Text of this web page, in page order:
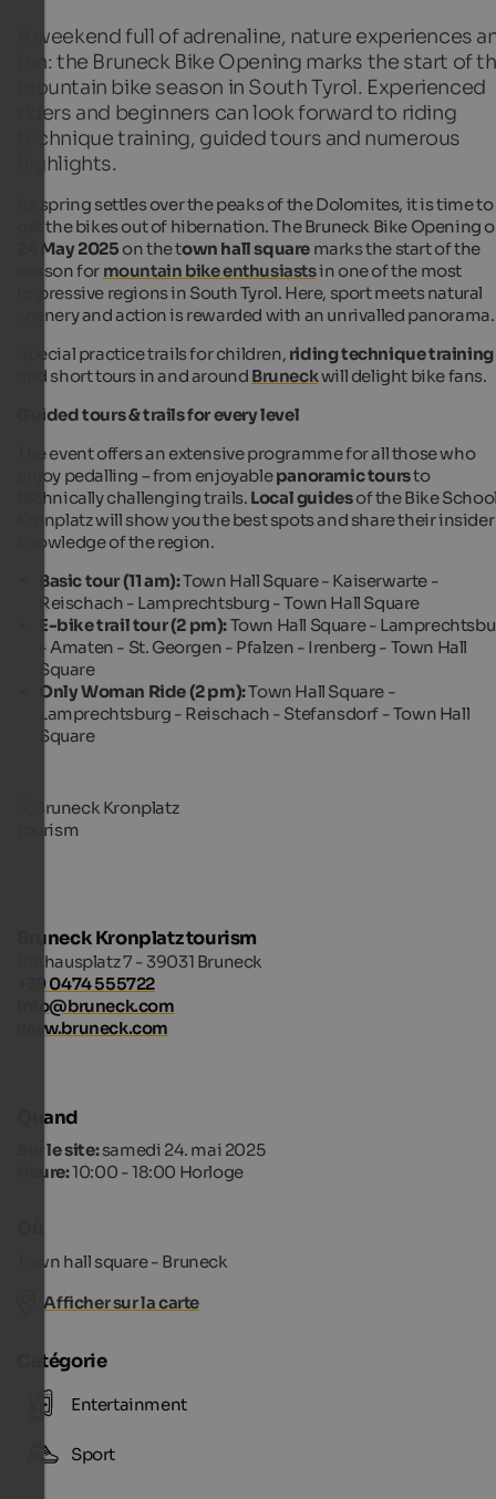
A weekend full of adrenaline, nature experiences
fun: the Bruneck Bike Opening marks the start of
mountain bike season in South Tyrol. Experienced
riders and beginners can look forward to riding
technique training, guided tours and numerous
highlights.
As spring settles over the peaks of the Dolomites, it is time to
get the bikes out of hibernation. The Bruneck Bike Opening
24 May 2025 on the town hall square marks the start of the
season for mountain bike enthusiastsin one of the most
impressive regions in South Tyrol. Here, sport meets natural
scenery and action is rewarded with an unrivalled panorama.
Special practice trails for children, riding technique training
and short tours in and around Bruneckwill delight bike fans.
Guided tours & trails for every level
The event offers an extensive programme for all those who
enjoy pedalling – from enjoyablepanoramic toursto
technically challenging trails. Local guidesof the Bike
Kronplatz will show you the best spots and share their insider
knowledge of the region.
Basic tour (11 am):Town Hall Square - Kaiserwarte -
Reischach - Lamprechtsburg - Town Hall Square
E-bike trail tour (2 pm):Town Hall Square -
- Amaten - St. Georgen - Pfalzen - Irenberg - Town Hall
Square
Only Woman Ride (2 pm):Town Hall Square -
Lamprechtsburg - Reischach - Stefansdorf - Town Hall
Square
Bruneck Kronplatz tourism
Rathausplatz 7 - 39031 Bruneck
+39 0474 555722
info@bruneck.com
www.bruneck.com
Quand
Sur le site:samedi 24. mai 2025
Heure:10:00 - 18:00 Horloge
Town hall square - Bruneck
Afficher sur la carte
Catégorie
Entertainment
Sport